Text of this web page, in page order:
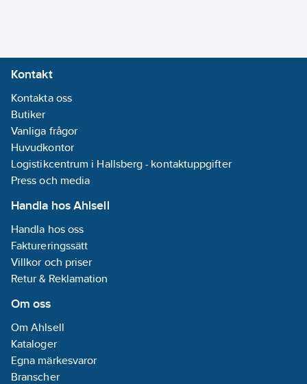
Kontakt
Kontakta oss
Butiker
Vanliga frågor
Huvudkontor
Logistikcentrum i Hallsberg - kontaktuppgifter
Press och media
Handla hos Ahlsell
Handla hos oss
Faktureringssätt
Villkor och priser
Retur & Reklamation
Om oss
Om Ahlsell
Kataloger
Egna märkesvaror
Branscher